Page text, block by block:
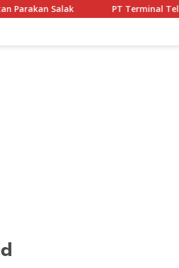
PT Terminal Teluk Lamong Buktikan